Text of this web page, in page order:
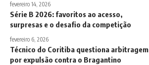
fevereiro 14, 2026
Série B 2026: favoritos ao acesso,
surpresas e o desafio da competição
fevereiro 6, 2026
Técnico do Coritiba questiona arbitragem
por expulsão contra o Bragantino